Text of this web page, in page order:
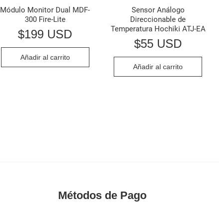
Módulo Monitor Dual MDF-
300 Fire-Lite
$199 USD
Añadir al carrito
Sensor Análogo
Direccionable de
Temperatura Hochiki ATJ-EA
$55 USD
Añadir al carrito
Métodos de Pago